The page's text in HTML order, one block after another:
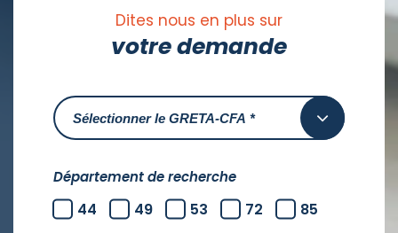
Dites nous en plus sur
votre demande
Département de recherche
44 49 53 72 85